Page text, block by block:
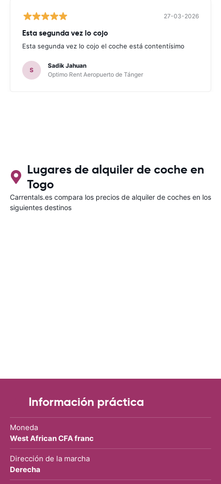
27-03-2026
Esta segunda vez lo cojo
Esta segunda vez lo cojo el coche está contentísimo
S
Sadik Jahuan
Optimo Rent Aeropuerto de Tánger
Lugares de alquiler de coche en
Togo
Carrentals.es compara los precios de alquiler de coches en los
siguientes destinos
Información práctica
Moneda
West African CFA franc
Dirección de la marcha
Derecha